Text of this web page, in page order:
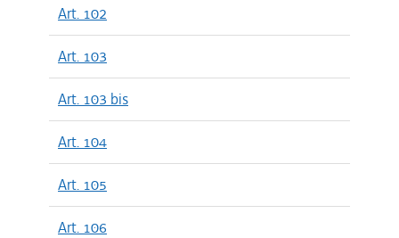
Art. 102
Art. 103
Art. 103 bis
Art. 104
Art. 105
Art. 106